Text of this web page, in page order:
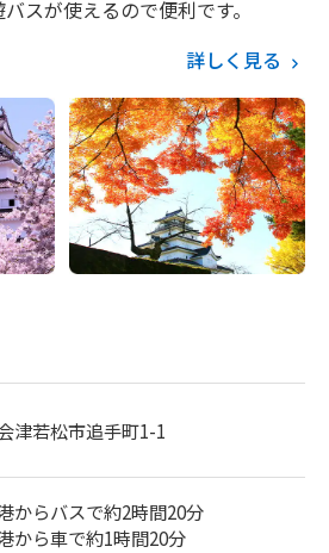
スが使えるので便利です。
詳しく見る
津若松市追手町1-1
からバスで約2時間20分
から車で約1時間20分